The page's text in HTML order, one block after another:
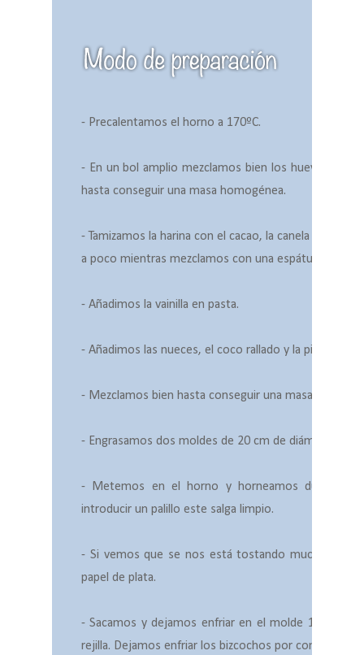
- Precalentamos el horno a 170ºC.
- En un bol amplio mezclamos bien los huevos con
hasta conseguir una masa homogénea.
- Tamizamos la harina con el cacao, la canela y el
a poco mientras mezclamos con una espátula.
- Añadimos la vainilla en pasta.
- Añadimos las nueces, el coco rallado y la piña y
- Mezclamos bien hasta conseguir una masa
- Engrasamos dos moldes de 20 cm de diámetro y
- Metemos en el horno y horneamos durante
introducir un palillo este salga limpio.
- Si vemos que se nos está tostando mucho la
papel de plata.
- Sacamos y dejamos enfriar en el molde 10
rejilla. Dejamos enfriar los bizcochos por completo.